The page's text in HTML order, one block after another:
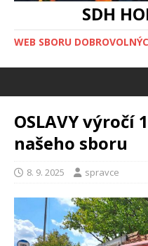
SDH
WEB SBORU
OSLAVY výročí
našeho sboru
8. 9. 2025 spravce